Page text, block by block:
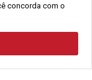
1, 2 e 3 -
- Todos os direitos
concorda com o